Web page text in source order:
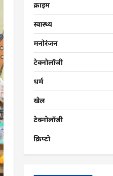
क्राइम
स्वास्थ्य
मनोरंजन
टेक्नोलॉजी
धर्म
खेल
टेक्नोलॉजी
क्रिप्टो